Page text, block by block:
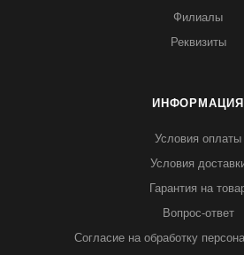
Филиалы
Реквизиты
ИНФОРМАЦИЯ
Условия оплаты
Условия
Гарантия на
Вопрос-ответ
Согласие на обработку